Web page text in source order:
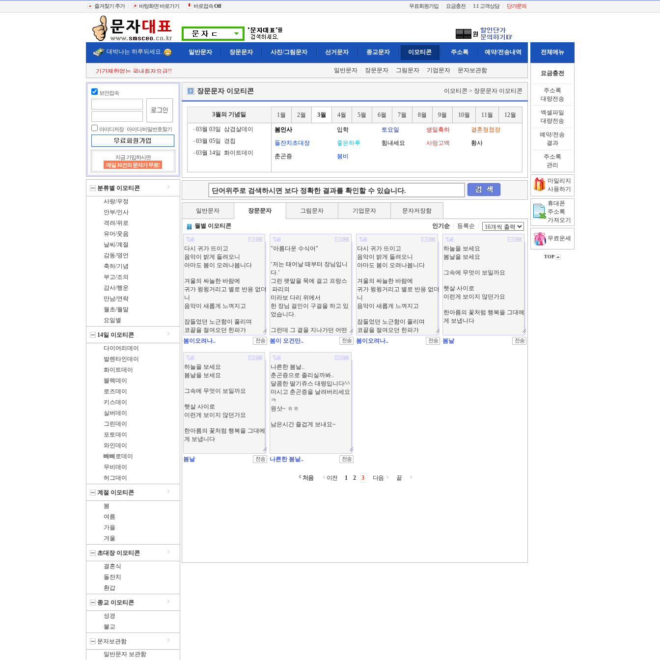
즐겨찾기 추가 바탕화면 바로가기 바로접속Off 무료회원가입 요금충전 1:1 고객상담 단가문의
대박나는 하루되세요.. 일반문자 장문문자 사진/그림문자 선거문자 종교문자 이모티콘 주소록 예약/전송내역
기간제한없는 국내최저요금!!
첫 구매시+11% 추가적립!!
결젝금액의
충전금액의
희망단가신청! 타사이트보다 저렴하게..
빠르고 정확한 문자대표!!
전송실패건 100% 환불보상!!
일반문자 장문문자 그림문자 기업문자 문자보관함
보안접속
아이디저장 아이디/비밀번호찾기
지금 가입하시면
매일 10건의 문자가 무료!
분류별 이모티콘
사랑/우정
안부/인사
격려/위로
유머/웃음
날씨/계절
감동/명언
축하/기념
부고/조의
감사/행운
만남/연락
월초/월말
요일별
14일 이모티콘
다이어리데이
발렌타인데이
화이트데이
블렉데이
로즈데이
키스데이
실버데이
그린데이
포토데이
와인데이
빼빼로데이
무비데이
허그데이
계절 이모티콘
봄
여름
가을
겨울
초대장 이모티콘
결혼식
돌잔치
환갑
종교 이모티콘
성경
불교
문자보관함
일반문자 보관함
장문문자 이모티콘 이모티콘 > 장문문자 이모티콘
3월의 기념일 1월 2월 3월 4월 5월 6월 7월 8월 9월 10월 11월 12월
03월 03일 삼겹살데이
03월 05일
경칩
03월 14일 화이트데이
봄인사 입학 토요일 생일축하
결혼청첩장
돌잔치초대장
좋은하루 힘내세요 사랑고백
황사
춘곤증
봄비
일반문자 장문문자 그림문자 기업문자 문자저장함
월별 이모티콘 인기순 등록순
봄이오려나.. 봄이 오건만.. 봄이오려나.. 봄날
봄날 나른한 봄날..
처음 이전 1 2 3 다음 끝
전체메뉴
요금충전
주소록
대량전송
엑셀파일
대량전송
예약/전송
결과
주소록
관리
마일리지
사용하기
휴대폰
주소록
가져오기
무료운세
TOP